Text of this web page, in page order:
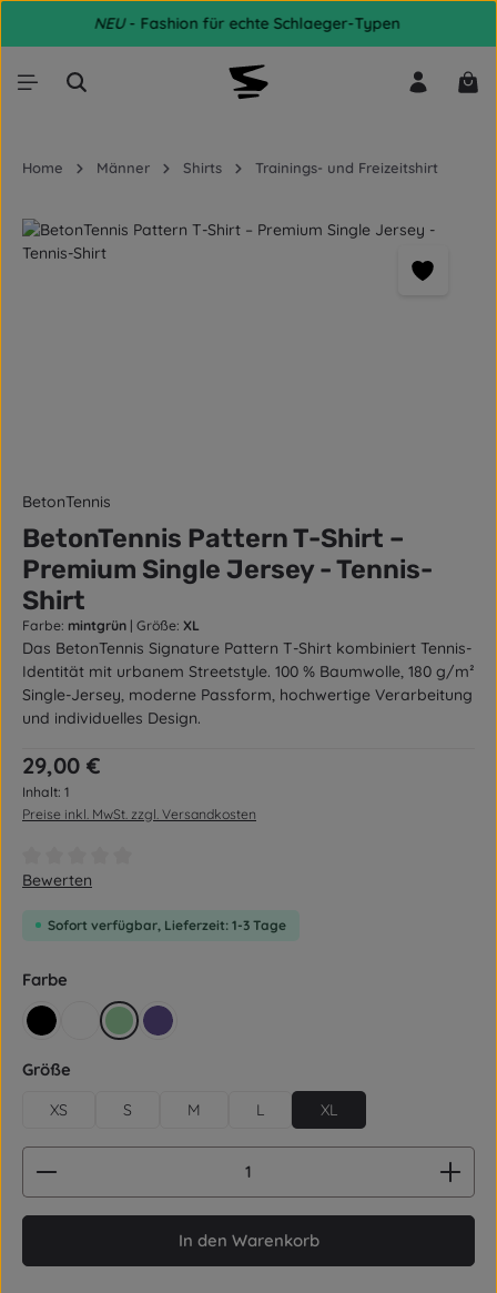
Zum Hauptinhalt springen
NEU- Fashion für echte Schlaeger-Typen
Home Männer Shirts Trainings- und Freizeitshirt
Bildergalerie überspringen
BetonTennis
BetonTennis Pattern T-Shirt –
Premium Single Jersey - Tennis-
Shirt
Farbe: mintgrün | Größe: XL
Das BetonTennis Signature Pattern T-Shirt kombiniert Tennis-
Identität mit urbanem Streetstyle. 100 % Baumwolle, 180 g/m²
Single-Jersey, moderne Passform, hochwertige Verarbeitung
und individuelles Design.
Regulärer Preis:
29,00 €
Inhalt: 1
Preise inkl. MwSt. zzgl. Versandkosten
Durchschnittliche Bewertung von 0 von 5 Sternen
Bewerten
Sofort verfügbar, Lieferzeit: 1-3 Tage
Farbe
schwarzweiß mintgrünultraviolett
Größe
XS S M L XL
Produkt Anzahl: Gib den gewünschten Wert
In den Warenkorb